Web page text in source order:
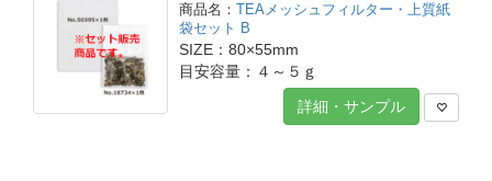
TEAメッシュフィルター・上質紙
袋セット B
SIZE：80×55mm
目安容量：４～５ｇ
詳細・サンプル